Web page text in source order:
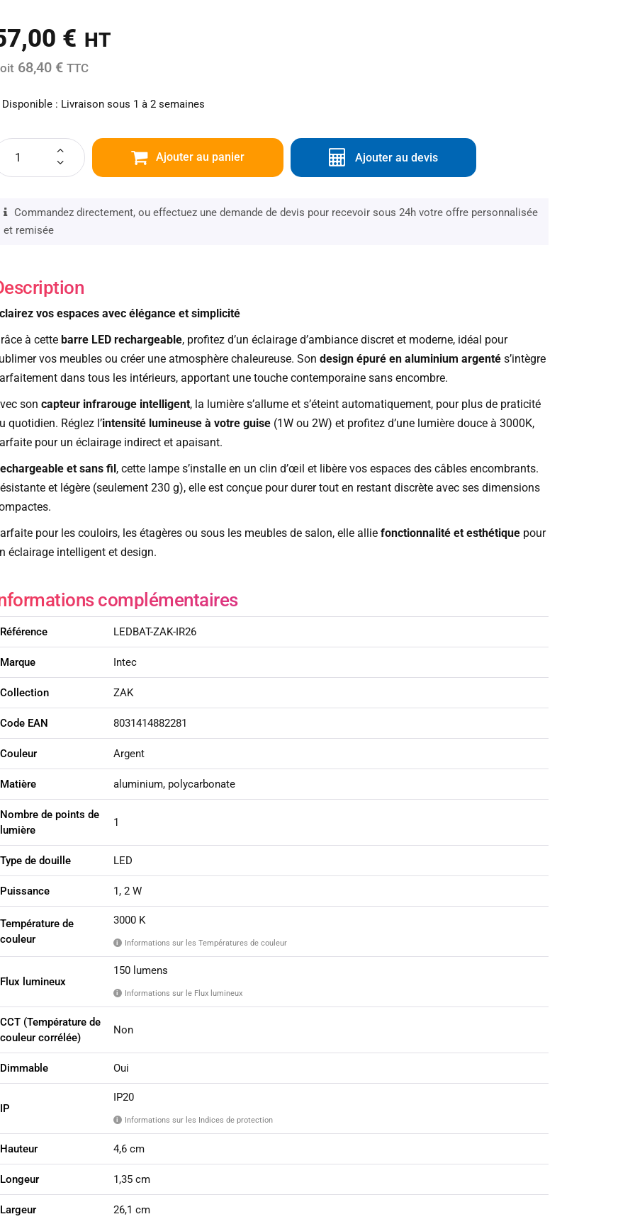
€ HT
68,40 € TTC
Disponible : Livraison sous 1 à 2 semaines
Ajouter au panier Ajouter au devis
Commandez directement, ou effectuez une demande de devis pour recevoir sous 24h votre offre personnalisée
et remisée
vos espaces avec élégance et simplicité
à cette barre LED rechargeable, profitez d’un éclairage d’ambiance discret et moderne, idéal pour
vos meubles ou créer une atmosphère chaleureuse. Son design épuré en aluminium argentés’intègre
dans tous les intérieurs, apportant une touche contemporaine sans encombre.
son capteur infrarouge intelligent, la lumière s’allume et s’éteint automatiquement, pour plus de praticité
quotidien. Réglez l’intensité lumineuse à votre guise(1W ou 2W) et profitez d’une lumière douce à 3000K,
pour un éclairage indirect et apaisant.
et sans fil , cette lampe s’installe en un clin d’œil et libère vos espaces des câbles encombrants.
et légère (seulement 230 g), elle est conçue pour durer tout en restant discrète avec ses dimensions
pour les couloirs, les étagères ou sous les meubles de salon, elle allie fonctionnalité et esthétiquepour
éclairage intelligent et design.
complémentaires
Référence LEDBAT-ZAK-IR26
Marque Intec
Collection ZAK
Code EAN 8031414882281
Couleur Argent
Matière aluminium, polycarbonate
Nombre de points de
lumière
1
Type de douille LED
Puissance 1, 2 W
Température de
couleur
3000 K
i Informations sur les Températures de couleur
Flux lumineux
150 lumens
i Informations sur le Flux lumineux
CCT (Température de
couleur corrélée)
Non
Dimmable Oui
IP
IP20
i Informations sur les Indices de protection
Hauteur 4,6 cm
Longeur 1,35 cm
Largeur 26,1 cm